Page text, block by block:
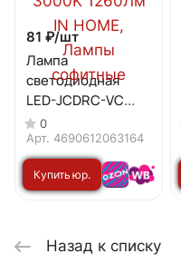
81 ₽/шт
Лампа
светодиодная
LED-JCDRC-VC
14Вт 230В GU10
3000K 1260Лм IN
HOME
0
Арт. 4690612063164
Купить юр.
Назад к списку